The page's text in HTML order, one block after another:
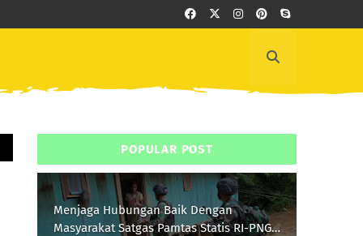
POPULAR POST
Menjaga Hubungan Baik Dengan
Masyarakat Satgas Pamtas Statis RI-PNG